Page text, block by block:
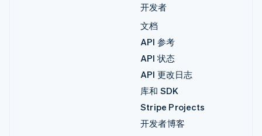
开发者
文档
API 参考
API 状态
API 更改日志
库和 SDK
Stripe Projects
开发者博客